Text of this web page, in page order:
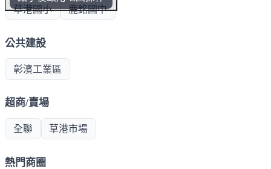
草港國小 鹿銘國中
公共建設
彰濱工業區
超商/賣場
全聯 草港市場
熱門商圈